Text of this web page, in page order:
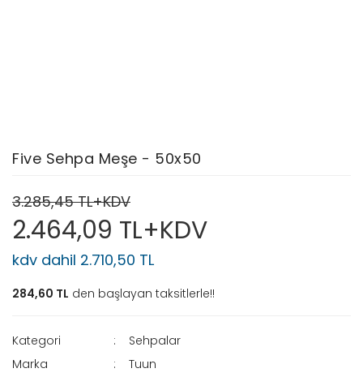
Five Sehpa Meşe - 50x50
3.285,45 TL+KDV
2.464,09 TL+KDV
kdv dahil 2.710,50 TL
284,60 TL den başlayan taksitlerle!!
Kategori
Sehpalar
Marka
Tuun